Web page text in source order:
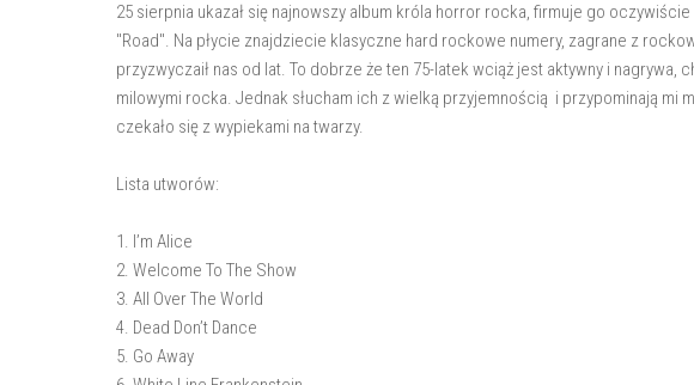
25 sierpnia ukazał się najnowszy album króla horror rocka, firmuje go
"Road". Na płycie znajdziecie klasyczne hard rockowe numery, zagrane z
przyzwyczaił nas od lat. To dobrze że ten 75-latek wciąż jest aktywny i nagrywa,
milowymi rocka. Jednak słucham ich z wielką przyjemnością i przypominają mi
czekało się z wypiekami na twarzy.
Lista utworów:
1. I’m Alice
2. Welcome To The Show
3. All Over The World
4. Dead Don’t Dance
5. Go Away